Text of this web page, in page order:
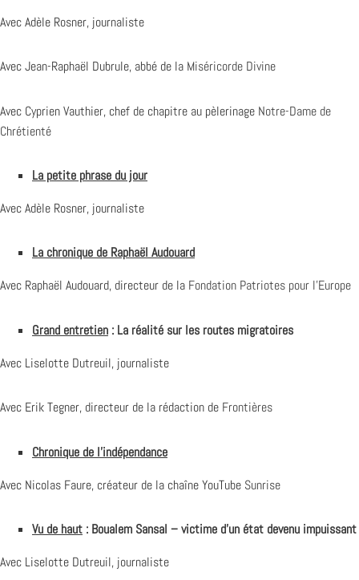
Avec Adèle Rosner, journaliste
Avec Jean-Raphaël Dubrule, abbé de la Miséricorde Divine
Avec Cyprien Vauthier, chef de chapitre au pèlerinage Notre-Dame de
Chrétienté
La petite phrase du jour
Avec Adèle Rosner, journaliste
La chronique de Raphaël Audouard
Avec Raphaël Audouard, directeur de la Fondation Patriotes pour l’Europe
Grand entretien : La réalité sur les routes migratoires
Avec Liselotte Dutreuil, journaliste
Avec Erik Tegner, directeur de la rédaction de Frontières
Chronique de l’indépendance
Avec Nicolas Faure, créateur de la chaîne YouTube Sunrise
Vu de haut : Boualem Sansal – victime d’un état devenu impuissant
Avec Liselotte Dutreuil, journaliste